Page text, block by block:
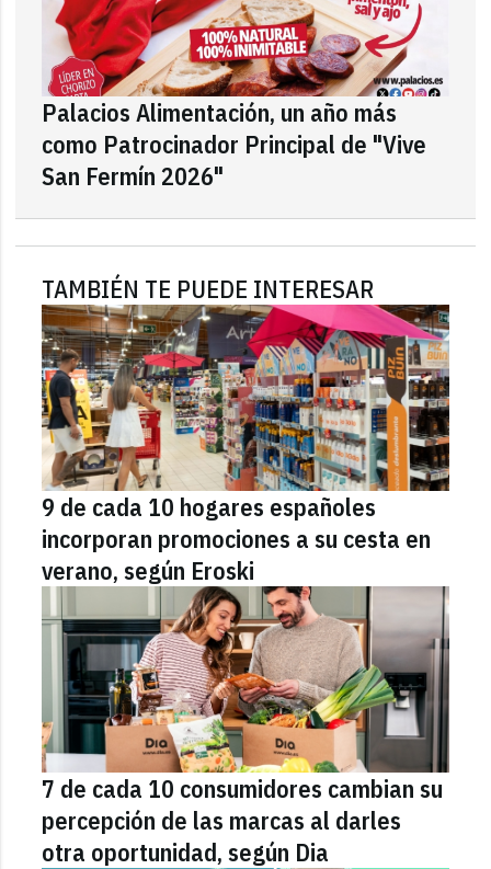
Palacios Alimentación, un año más
como Patrocinador Principal de "Vive
San Fermín 2026"
TAMBIÉN TE PUEDE INTERESAR
9 de cada 10 hogares españoles
incorporan promociones a su cesta en
verano, según Eroski
7 de cada 10 consumidores cambian su
percepción de las marcas al darles
otra oportunidad, según Dia